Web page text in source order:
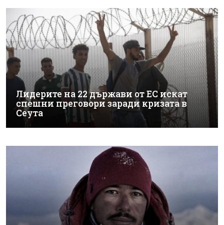
Лидерите на 22 държави от ЕС искат
спешни преговори заради кризата в
Сеута